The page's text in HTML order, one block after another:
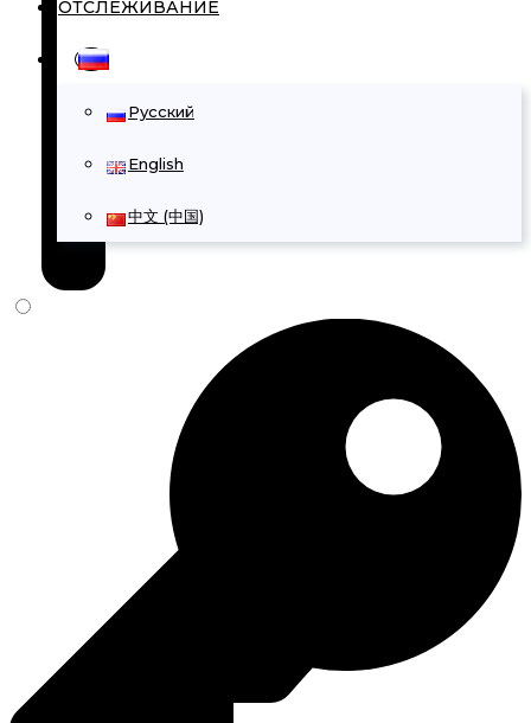
ОТСЛЕЖИВАНИЕ
Русский
English
中文 (中国)